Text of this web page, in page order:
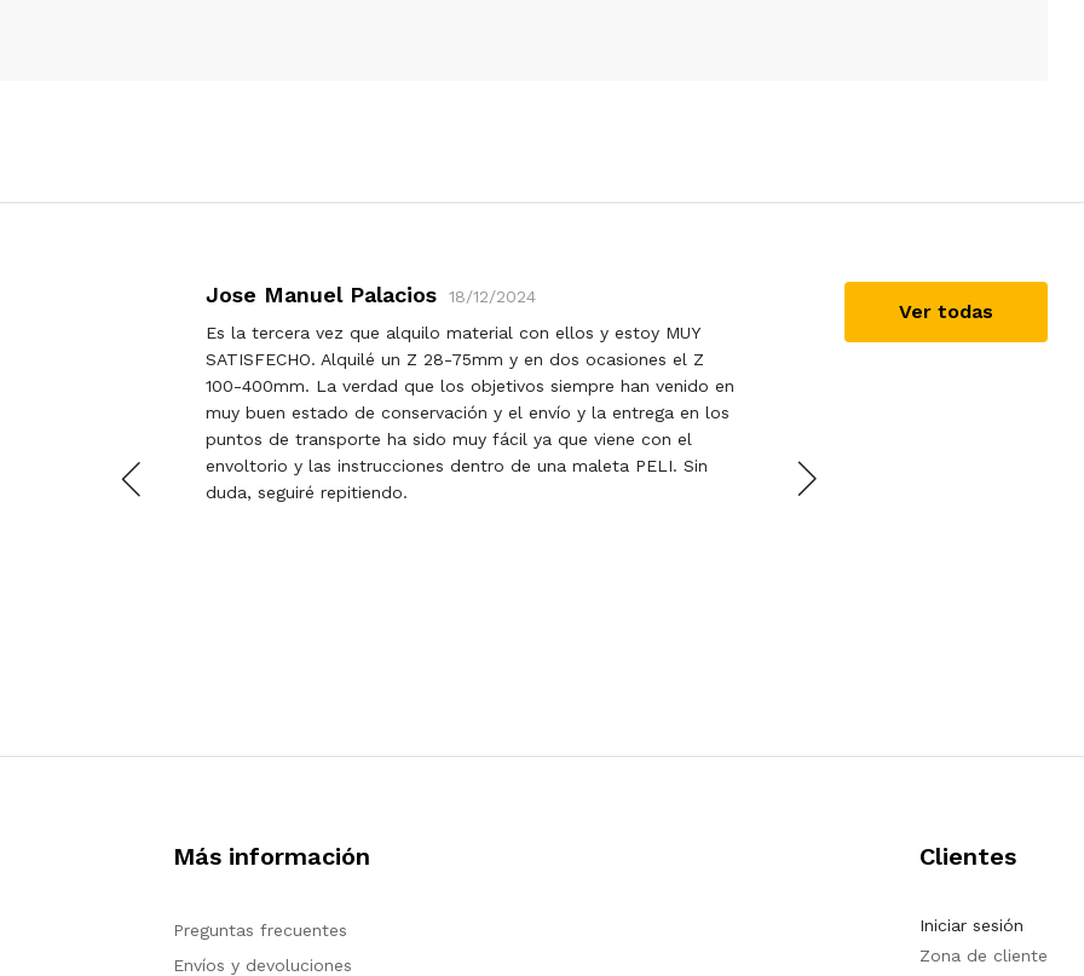
Jose Manuel Palacios
18/12/2024
Es la tercera vez que alquilo material con ellos y estoy MUY
SATISFECHO. Alquilé un Z 28-75mm y en dos ocasiones el Z
100-400mm. La verdad que los objetivos siempre han venido en
muy buen estado de conservación y el envío y la entrega en los
puntos de transporte ha sido muy fácil ya que viene con el
envoltorio y las instrucciones dentro de una maleta PELI. Sin
duda, seguiré repitiendo.
Ver todas
Más información
Preguntas frecuentes
Envíos y devoluciones
Clientes
Iniciar sesión
Zona de cliente